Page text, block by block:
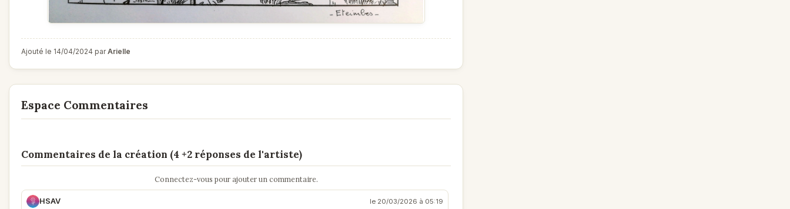
Ajouté le 14/04/2024 parArielle
Espace Commentaires
Commentaires de la création (4 +2 réponses de l'artiste)
Connectez-vous pour ajouter un commentaire.
HSAV le 20/03/2026 à 05:19